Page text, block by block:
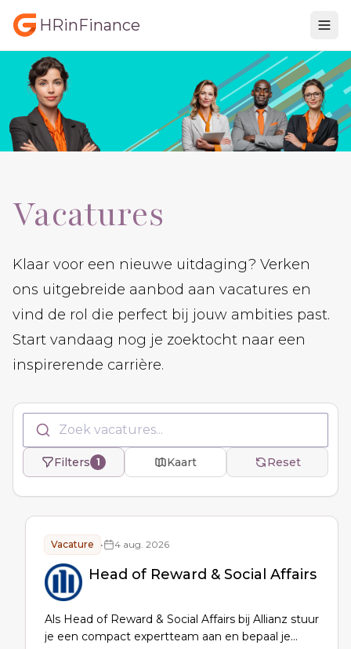
HRinFinance
Vacatures
Klaar voor een nieuwe uitdaging? Verken
ons uitgebreide aanbod aan vacatures en
vind de rol die perfect bij jouw ambities past.
Start vandaag nog je zoektocht naar een
inspirerende carrière.
Zoek vacatures...
Filters 1 Kaart Reset
Vacature • 4 aug. 2026
Head of Reward & Social Affairs
Als Head of Reward & Social Affairs bij Allianz stuur
je een compact expertteam aan en bepaal je